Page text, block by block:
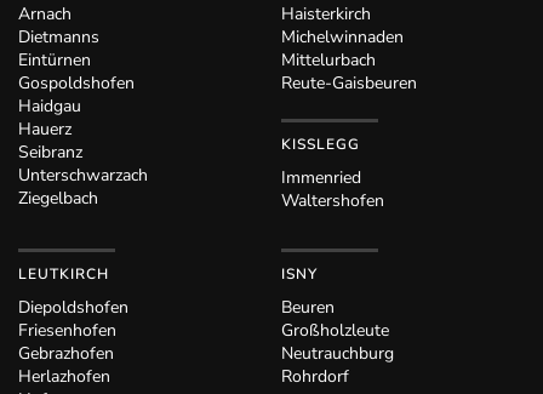
Arnach
Dietmanns
Eintürnen
Gospoldshofen
Haidgau
Hauerz
Seibranz
Unterschwarzach
Ziegelbach
Haisterkirch
Michelwinnaden
Mittelurbach
Reute-Gaisbeuren
KISSLEGG
Immenried
Waltershofen
LEUTKIRCH
Diepoldshofen
Friesenhofen
Gebrazhofen
Herlazhofen
ISNY
Beuren
Großholzleute
Neutrauchburg
Rohrdorf